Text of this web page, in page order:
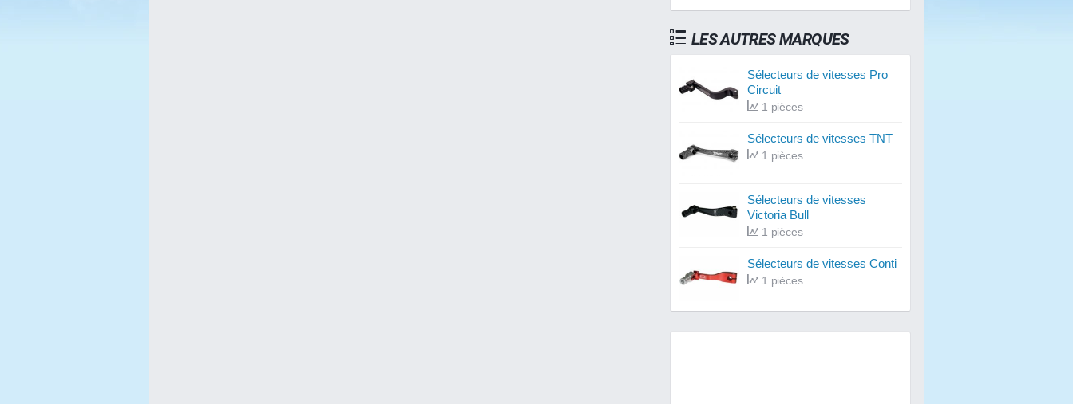
LES AUTRES MARQUES
Sélecteurs de vitesses Pro
Circuit
1 pièces
Sélecteurs de vitesses TNT
1 pièces
Sélecteurs de vitesses
Victoria Bull
1 pièces
Sélecteurs de vitesses Conti
1 pièces